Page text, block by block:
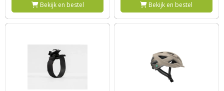
Bekijk en bestel Bekijk en bestel